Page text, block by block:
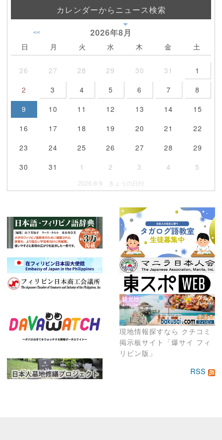
現地情報探すなら クチコミ
掲示板サイト「爆サイ フィ
リピン版」
カレンダーからニュース検索
2026年8月
<<
日 月 火 水 木 金 土
26 27 28 29 30 31
1
2
3 4 5 6 7
8
9
10 11 12 13 14
15
16
17 18 19 20 21
22
23
24 25 26 27 28
29
30
31 1 2 3 4 5
2026-8-9 きょうの日付
RSS